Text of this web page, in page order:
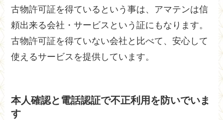
古物許可証を得ているという事は、アマテンは信
頼出来る会社・サービスという証にもなります。
古物許可証を得ていない会社と比べて、安心して
使えるサービスを提供しています。
本人確認と電話認証で不正利用を防いでいま
す